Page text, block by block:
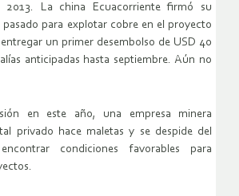
2013. La china Ecuacorriente firmó su
para explotar cobre en el proyecto
un primer desembolso de USD 40
anticipadas hasta septiembre. Aún no
en este año, una empresa minera
privado hace maletas y se despide del
condiciones favorables para